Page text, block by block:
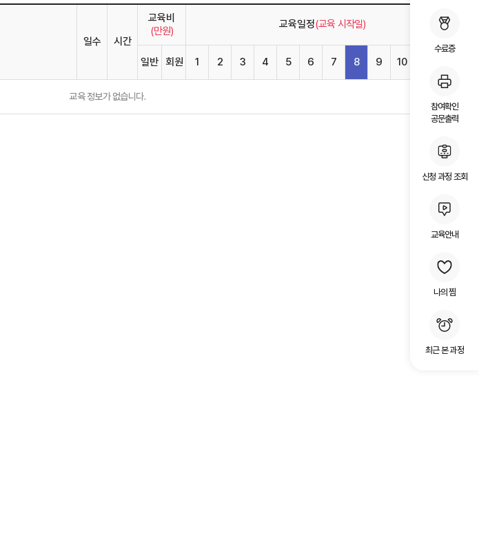
수료증
참여확인
공문출력
신청 과정 조회
교육안내
나의 찜
최근 본 과정
일수 시간
교육비
(만원)
교육일정(교육 시작일)
일반 회원 1 2 3 4 5 6 7 8 9 10
교육 정보가 없습니다.